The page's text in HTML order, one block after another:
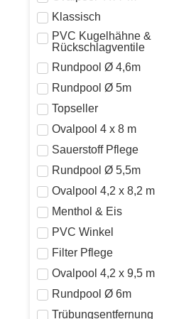
Klassisch
PVC Kugelhähne &
Rückschlagventile
Rundpool Ø 4,6m
Rundpool Ø 5m
Topseller
Ovalpool 4 x 8 m
Sauerstoff Pflege
Rundpool Ø 5,5m
Ovalpool 4,2 x 8,2 m
Menthol & Eis
PVC Winkel
Filter Pflege
Ovalpool 4,2 x 9,5 m
Rundpool Ø 6m
Trübungsentfernung